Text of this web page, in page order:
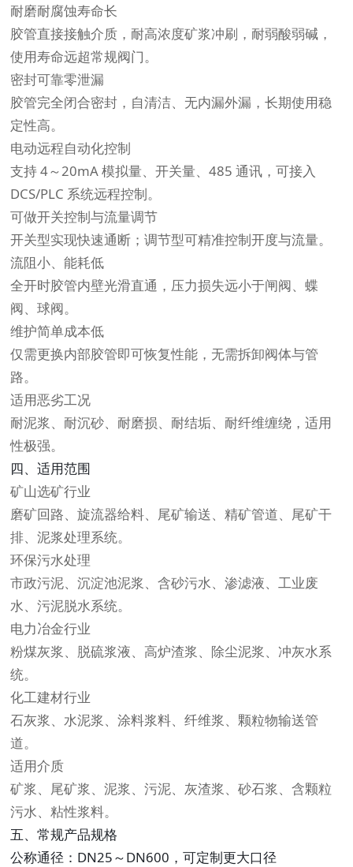
耐磨耐腐蚀寿命长
胶管直接接触介质，耐高浓度矿浆冲刷，耐弱酸弱碱，
使用寿命远超常规阀门。
密封可靠零泄漏
胶管完全闭合密封，自清洁、无内漏外漏，长期使用稳
定性高。
电动远程自动化控制
支持 4～20mA 模拟量、开关量、485 通讯，可接入
DCS/PLC 系统远程控制。
可做开关控制与流量调节
开关型实现快速通断；调节型可精准控制开度与流量。
流阻小、能耗低
全开时胶管内壁光滑直通，压力损失远小于闸阀、蝶
阀、球阀。
维护简单成本低
仅需更换内部胶管即可恢复性能，无需拆卸阀体与管
路。
适用恶劣工况
耐泥浆、耐沉砂、耐磨损、耐结垢、耐纤维缠绕，适用
性极强。
四、适用范围
矿山选矿行业
磨矿回路、旋流器给料、尾矿输送、精矿管道、尾矿干
排、泥浆处理系统。
环保污水处理
市政污泥、沉淀池泥浆、含砂污水、渗滤液、工业废
水、污泥脱水系统。
电力冶金行业
粉煤灰浆、脱硫浆液、高炉渣浆、除尘泥浆、冲灰水系
统。
化工建材行业
石灰浆、水泥浆、涂料浆料、纤维浆、颗粒物输送管
道。
适用介质
矿浆、尾矿浆、泥浆、污泥、灰渣浆、砂石浆、含颗粒
污水、粘性浆料。
五、常规产品规格
公称通径：DN25～DN600，可定制更大口径